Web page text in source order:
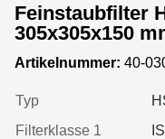
Feinstaubfilter
305x305x150
80%, Rahmen:
Artikelnummer: 40-
Typ
Filterklasse 1